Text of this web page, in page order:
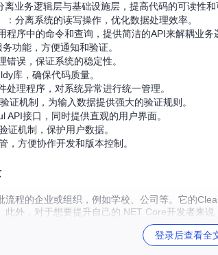
离业务逻辑层与基础设施层，提高代码的可读性和
：分离系统的读写操作，优化数据处理效率。
程序中的命令和查询，提供简洁的API来解耦业务
务功能，方便通知和验证。
错误，保证系统的稳定性。
库，确保代码质量。
处理程序，对系统异常进行统一管理。
验证机制，为输入数据提供强大的验证规则。
API接口，同时提供直观的用户界面。
证机制，保护用户数据。
，方便协作开发和版本控制。
流程的企业或组织，例如学校、公司等。它的
此外，对于想要提升自己的.NET Core开发者来
登录后查看全